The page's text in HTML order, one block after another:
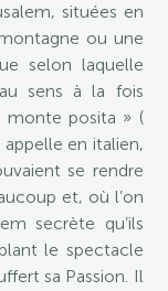
situées en
ou une
selon laquelle
sens à la fois
monte posita » (
en italien,
se rendre
et, où l’on
secrète qu’ils
le spectacle
sa Passion. Il